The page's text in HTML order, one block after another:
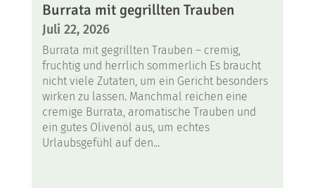
Burrata mit gegrillten Trauben
Juli 22, 2026
Burrata mit gegrillten Trauben – cremig,
fruchtig und herrlich sommerlich Es braucht
nicht viele Zutaten, um ein Gericht besonders
wirken zu lassen. Manchmal reichen eine
cremige Burrata, aromatische Trauben und
ein gutes Olivenöl aus, um echtes
Urlaubsgefühl auf den...